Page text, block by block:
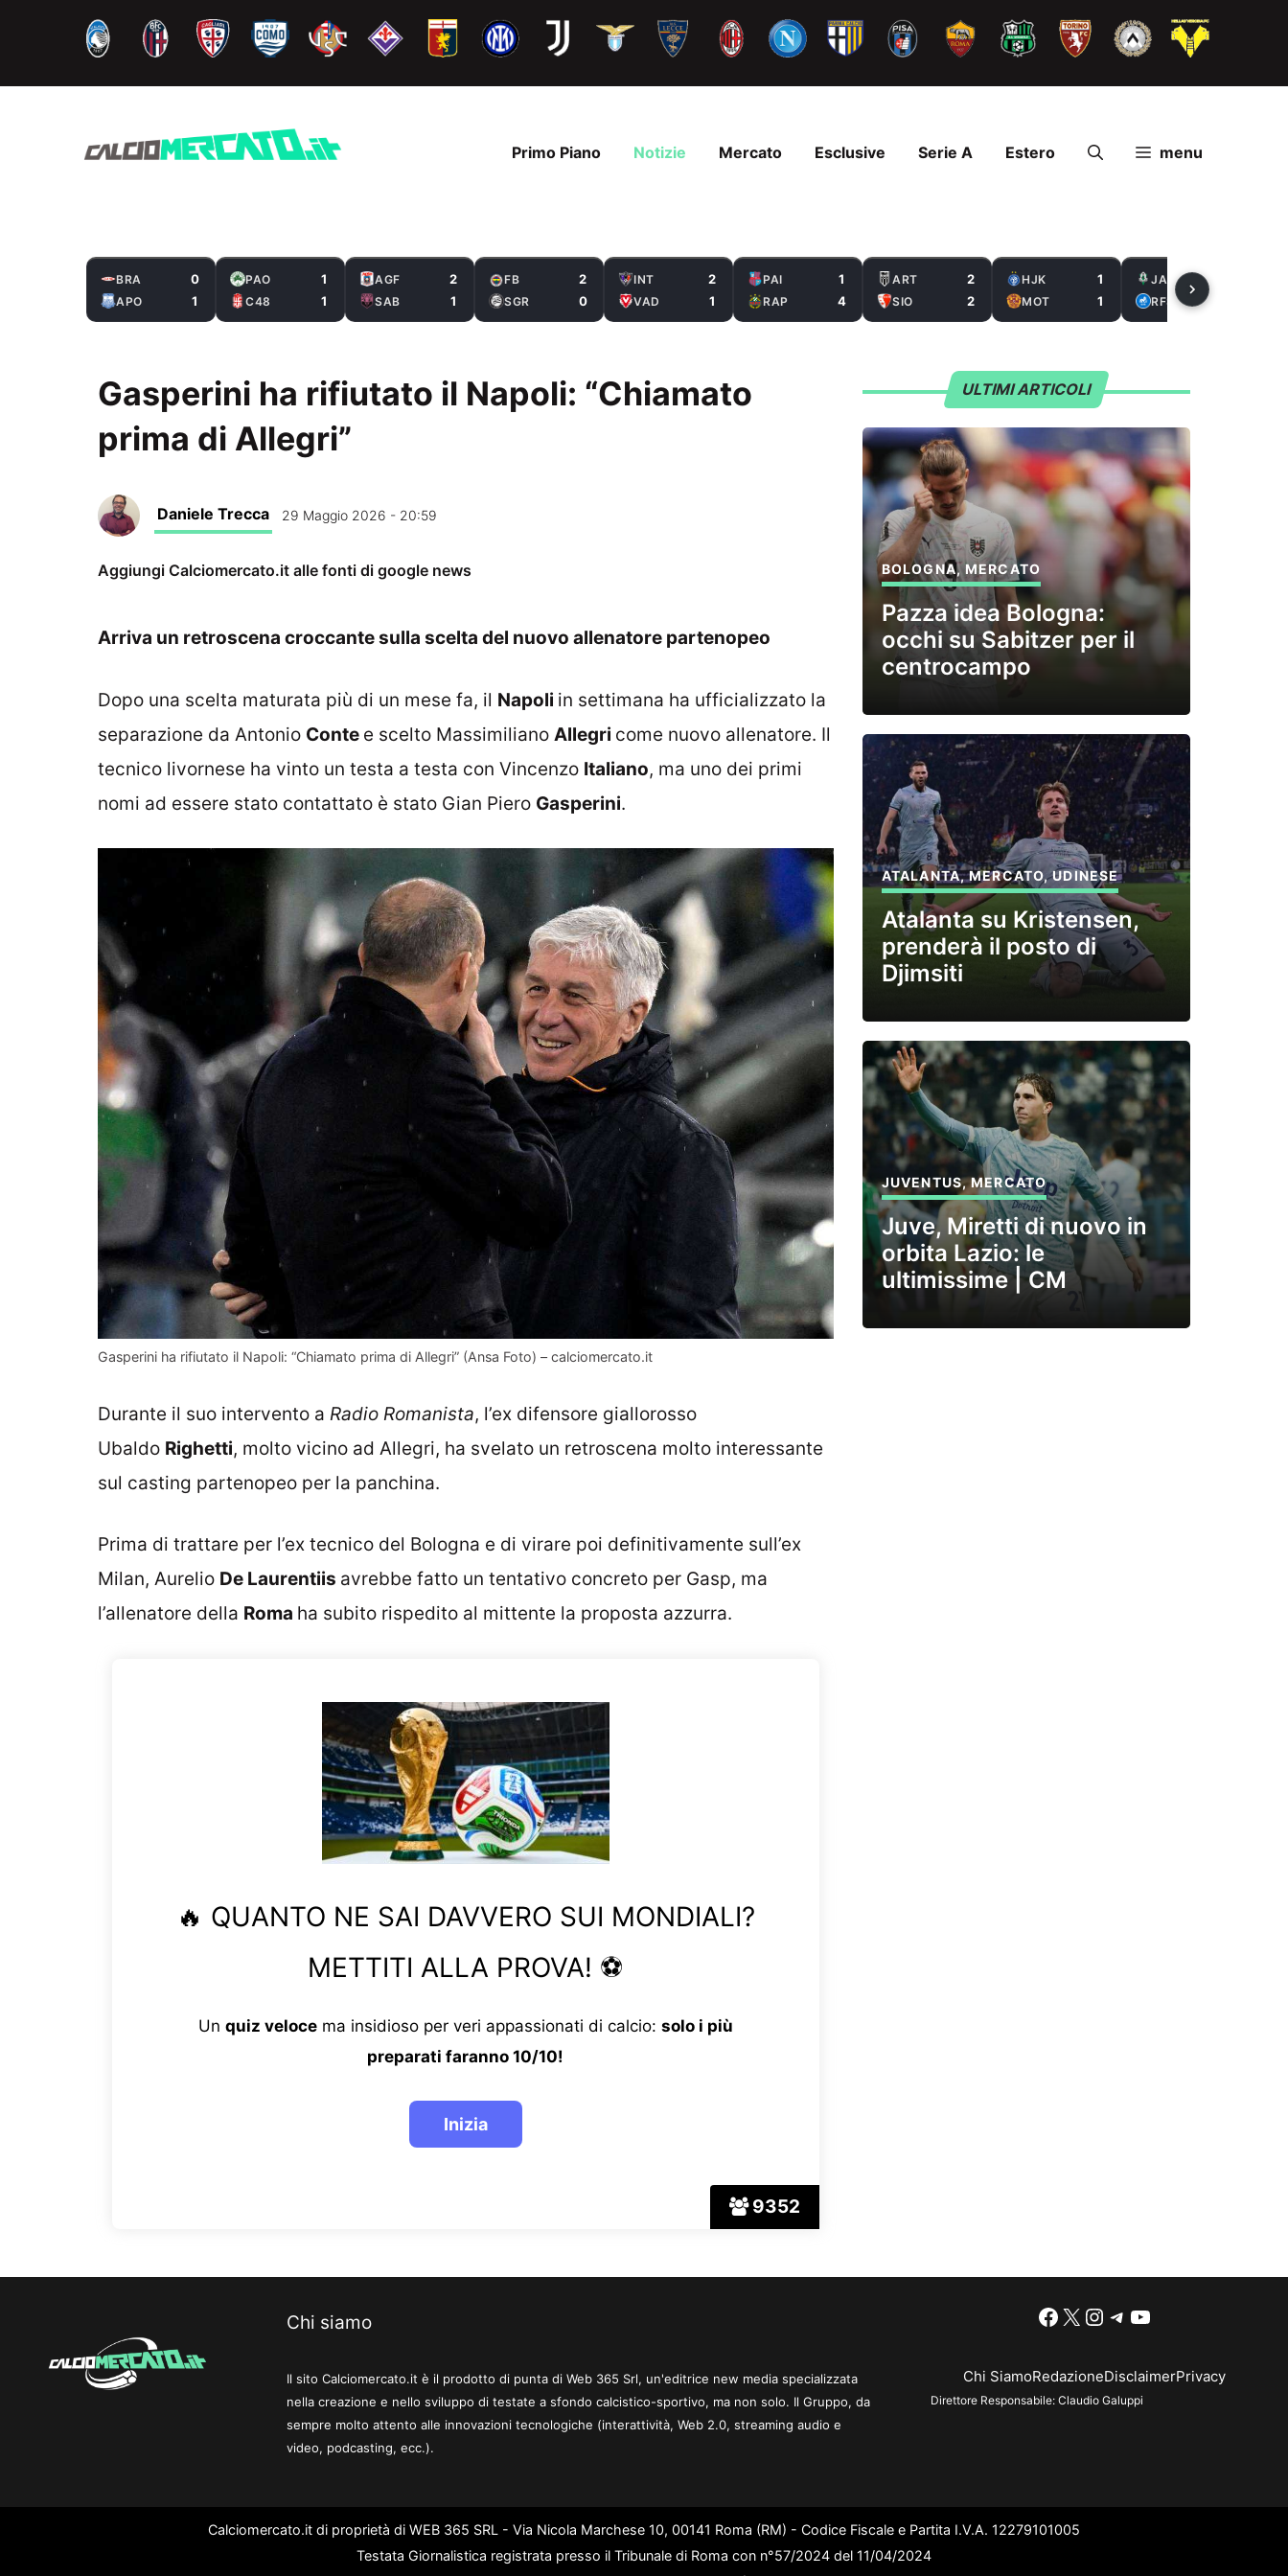
contenuto
Primo Piano Notizie Mercato Esclusive Serie A Estero menu
BRA 0
APO 1
PAO 1
C48 1
AGF 2
SAB 1
FB 2
SGR 0
INT 2
VAD 1
PAI 1
RAP 4
ART 2
SIO 2
HJK 1
MOT 1
JAB
RFS
Gasperini ha rifiutato il Napoli: “Chiamato
prima di Allegri”
Daniele Trecca 29 Maggio 2026 - 20:59
Aggiungi Calciomercato.it alle fonti di google news
Arriva un retroscena croccante sulla scelta del nuovo allenatore partenopeo
Dopo una scelta maturata più di un mese fa, il Napoli in settimana ha ufficializzato la
separazione da Antonio Conte e scelto Massimiliano Allegri come nuovo allenatore. Il
tecnico livornese ha vinto un testa a testa con Vincenzo Italiano, ma uno dei primi
nomi ad essere stato contattato è stato Gian Piero Gasperini.
Gasperini ha rifiutato il Napoli: “Chiamato prima di Allegri” (Ansa Foto) – calciomercato.it
Durante il suo intervento a Radio Romanista, l’ex difensore giallorosso
Ubaldo Righetti, molto vicino ad Allegri, ha svelato un retroscena molto interessante
sul casting partenopeo per la panchina.
Prima di trattare per l’ex tecnico del Bologna e di virare poi definitivamente sull’ex
Milan, Aurelio De Laurentiis avrebbe fatto un tentativo concreto per Gasp, ma
l’allenatore della Roma ha subito rispedito al mittente la proposta azzurra.
9352
🔥 QUANTO NE SAI DAVVERO SUI MONDIALI?
METTITI ALLA PROVA! ⚽
Un quiz velocema insidioso per veri appassionati di calcio: solo i più
preparati faranno 10/10!
ULTIMI ARTICOLI
BOLOGNA,MERCATO
Pazza idea Bologna:
occhi su Sabitzer per il
centrocampo
ATALANTA,MERCATO,UDINESE
Atalanta su Kristensen,
prenderà il posto di
Djimsiti
JUVENTUS,MERCATO
Juve, Miretti di nuovo in
orbita Lazio: le
ultimissime | CM
Chi siamo
Il sito Calciomercato.it è il prodotto di punta di Web 365 Srl, un'editrice new media specializzata
nella creazione e nello sviluppo di testate a sfondo calcistico-sportivo, ma non solo. Il Gruppo, da
sempre molto attento alle innovazioni tecnologiche (interattività, Web 2.0, streaming audio e
video, podcasting, ecc.).
Facebook
X Instagram
Telegram
YouTube
Chi SiamoRedazioneDisclaimerPrivacy
Direttore Responsabile: Claudio Galuppi
Calciomercato.it di proprietà di WEB 365 SRL - Via Nicola Marchese 10, 00141 Roma (RM) - Codice Fiscale e Partita I.V.A. 12279101005
Testata Giornalistica registrata presso il Tribunale di Roma con n°57/2024 del 11/04/2024